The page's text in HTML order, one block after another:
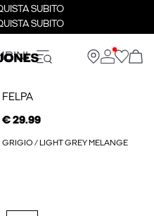
SUBITO
SUBITO
FELPA
€ 29.99
GRIGIO / LIGHT GREY MELANGE